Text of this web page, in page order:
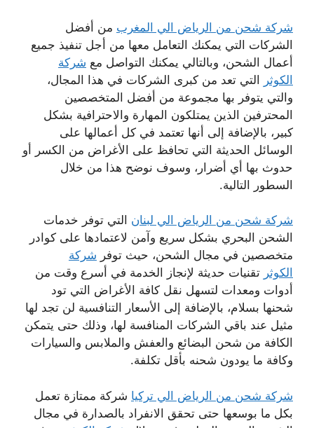
شركة شحن من الرياض الي المغرب من أفضل
الشركات التي يمكنك التعامل معها من أجل تنفيذ جميع
أعمال الشحن، وبالتالي يمكنك التواصل مع شركة
الكوثر التي تعد من كبرى الشركات في هذا المجال،
والتي يتوفر بها مجموعة من أفضل المتخصصين
المحترفين الذين يمتلكون المهارة والاحترافية بشكل
كبير، بالإضافة إلى أنها تعتمد في كل أعمالها على
الوسائل الحديثة التي تحافظ على الأغراض من الكسر أو
حدوث بها أي أضرار، وسوف نوضح هذا من خلال
السطور التالية.
شركة شحن من الرياض الي لبنان التي توفر خدمات
الشحن البحري بشكل سريع وآمن لاعتمادها على كوادر
متخصصين في مجال الشحن، حيث توفر شركة
الكوثر تقنيات حديثة لإنجاز الخدمة في أسرع وقت من
أدوات ومعدات لتسهل نقل كافة الأغراض التي تود
شحنها بسلام، بالإضافة إلى الأسعار التنافسية لن تجد لها
مثيل عند باقي الشركات المنافسة لها، وذلك حتى يتمكن
الكافة من شحن البضائع والعفش والملابس والسيارات
وكافة ما يودون شحنه بأقل تكلفة.
شركة شحن من الرياض الي تركيا شركة ممتازة تعمل
بكل ما بوسعها حتى تحقق الانفراد بالصدارة في مجال